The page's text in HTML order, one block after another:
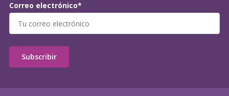
Correo electrónico*
Subscribir